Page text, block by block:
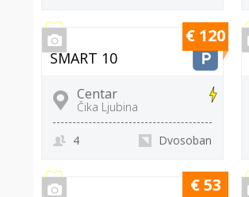
SMART 10
Centar
Čika Ljubina
Dvosoban
4
€ 120
€ 53